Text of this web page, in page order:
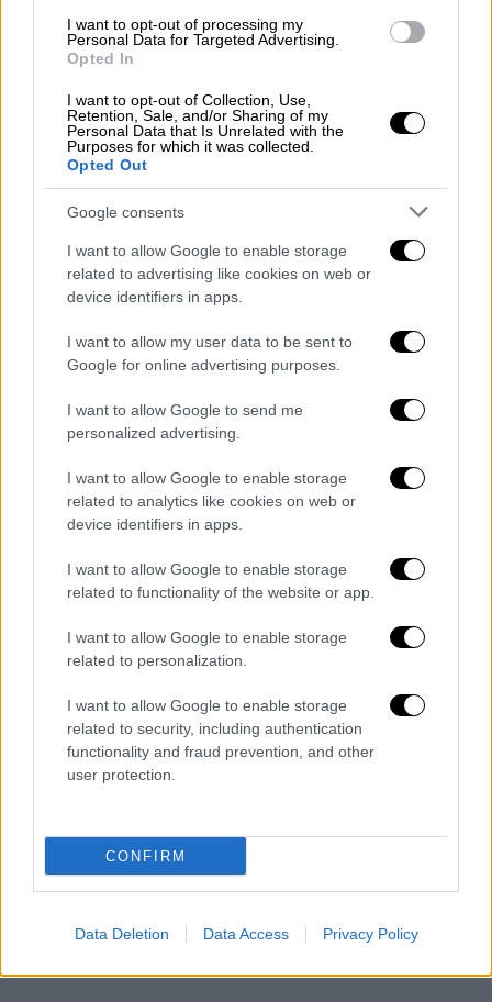
I want to opt-out of processing my
Personal Data for Targeted Advertising.
Opted In
I want to opt-out of Collection, Use,
Retention, Sale, and/or Sharing of my
Personal Data that Is Unrelated with the
Purposes for which it was collected.
Opted Out
Google consents
I want to allow Google to enable storage
related to advertising like cookies on web or
device identifiers in apps.
I want to allow my user data to be sent to
Google for online advertising purposes.
I want to allow Google to send me
personalized advertising.
I want to allow Google to enable storage
related to analytics like cookies on web or
device identifiers in apps.
I want to allow Google to enable storage
related to functionality of the website or app.
I want to allow Google to enable storage
related to personalization.
I want to allow Google to enable storage
related to security, including authentication
functionality and fraud prevention, and other
user protection.
CONFIRM
Data Deletion Data Access Privacy Policy
Ένας από τους πέντε Γάλλους επιβάτες
παρουσίασε σήμερα συμπτώματα
στη
διάρκεια της πτήσης επαναπατρισμού του,
έγραψε στο X οΓάλλος πρωθυπουργός
Σεμπαστιάν Λεκορνί.
«Παρουσίασε συμπτώματα μέσα στο
αεροπλάνο επαναπατρισμού», έκανε γνωστό
ο πρωθυπουργός. «Αυτοί οι πέντε επιβάτες
τέθηκαν αμέσως σε αυστηρή απομόνωση
μέχρι νεωτέρας. Δέχονται ιατρική φροντίδα
Αποβίβαση των επιβατών του MV Hondius